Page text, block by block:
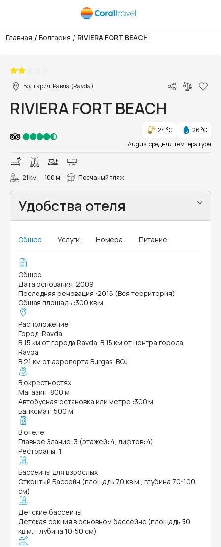
Главная / Болгария / RIVIERA FORT BEACH
Болгария, Равда (Ravda)
RIVIERA FORT BEACH
24 °C
26 °C
August средняя температура
21 км 100 м Песчаный пляж
Удобства отеля
Общее Услуги Номера Питание
Общее
Дата основания :2009
Последняя реновация :2016 (Вся территория)
Общая площадь :300 кв.м.
Расположение
Город :Ravda
В 15 км от города Ravda. В 15 км от центра города
Ravda
В 21 км от аэропорта Burgas-BOJ
В окрестностях
Магазин :800 м
Автобусная остановка или метро :300 м
Банкомат :500 м
В отеле
Главное Здание: 3 (этажей: 4, лифтов: 4)
Рестораны: 1
Бассейны для взрослых
Открытый Бассейн (площадь 70 кв.м., глубина 70-100
см)
Детские бассейны
Детская секция в основном бассейне (площадь 50
кв.м., глубина 10-50 см)